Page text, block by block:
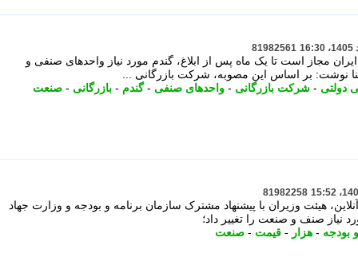
81982561
مجاز است تا یک ماه پس از ابلاغ، گندم مورد نیاز واحدهای صنفی و
نوشت: بر اساس این مصوبه، شرکت بازرگانی ...
دولتی - شرکت بازرگانی - واحدهای صنفی -گندم - بازرگانی - صنعت
81982258
هیئت وزیران با پیشنهاد مشترک سازمان برنامه و بودجه و وزارت جهاد
نیاز صنف و صنعت را تغییر داد؛
بودجه - هزار - قیمت - صنعت